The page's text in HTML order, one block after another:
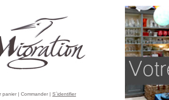
panier | Commander | S´identifier